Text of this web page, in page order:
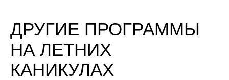
ДРУГИЕ ПРОГРАММЫ
НА ЛЕТНИХ
КАНИКУЛАХ